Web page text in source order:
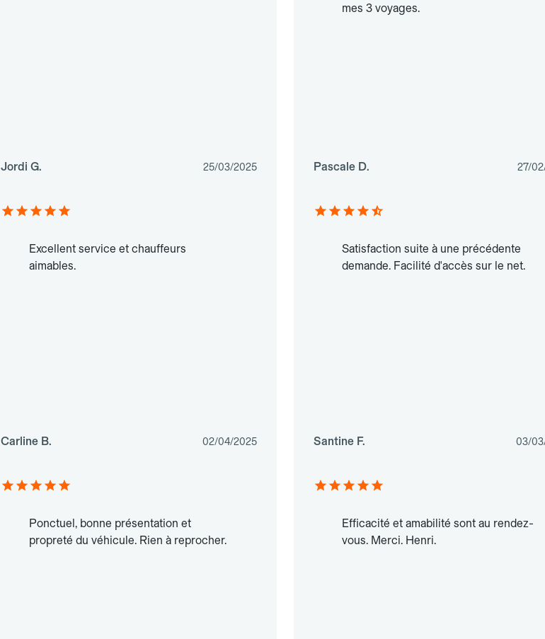
Jordi G. 25/03/2025
mes 3 voyages.
Pascale D. 27/
Excellent service et chauffeurs
aimables.
Carline B. 02/04/2025
Satisfaction suite à une précédente
demande. Facilité d'accès sur le net.
Santine F. 03/
Ponctuel, bonne présentation et
propreté du véhicule. Rien à reprocher.
Efficacité et amabilité sont au rendez-
vous. Merci. Henri.